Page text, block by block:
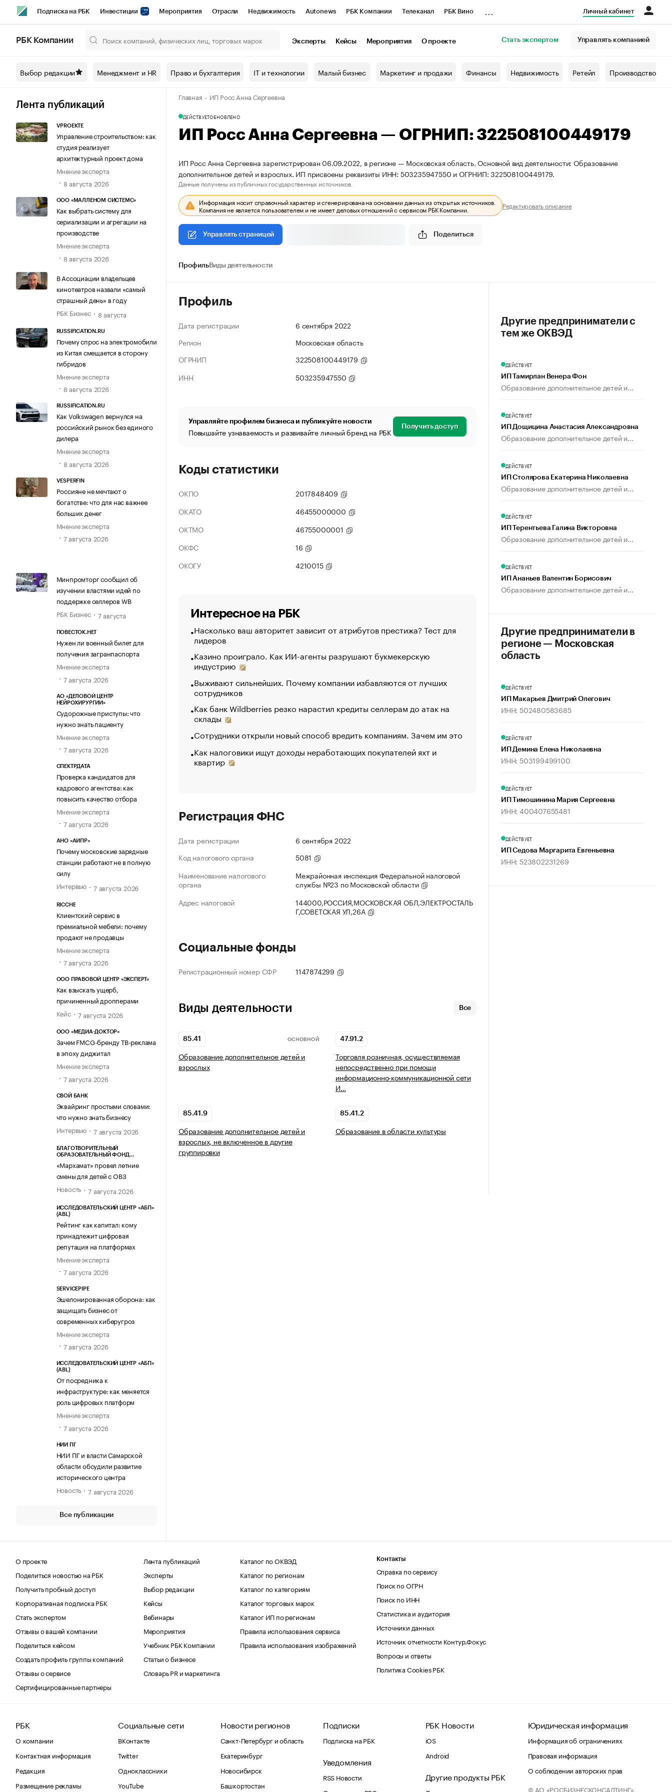
Подписка на РБК Инвестиции Мероприятия Отрасли Недвижимость Autonews РБК Компании Телеканал РБК Вино
Спецпроекты СПб Конференции СПб Спецпроекты Проверка контрагентов
Технологии и медиа Рынок наличной валюты
Личный кабинет
РБК Компании Эксперты Кейсы Мероприятия О проекте Стать экспертом Управлять компанией
Выбор редакции Менеджмент и HR Право и бухгалтерия IT и технологии Малый бизнес Маркетинг и продажи Финансы Недвижимость Ретейл Производство
Лента публикаций
VPROEKTE
Управление строительством: как
студия реализует
архитектурный проект дома
Мнение эксперта
8 августа 2026
ООО «МАЛЛЕНОМ СИСТЕМС»
Как выбрать систему для
сериализации и агрегации на
производстве
Мнение эксперта
8 августа 2026
В Ассоциации владельцев
кинотеатров назвали «самый
страшный день» в году
РБК Бизнес
8 августа
RUSSIFICATION.RU
Почему спрос на электромобили
из Китая смещается в сторону
гибридов
Мнение эксперта
8 августа 2026
RUSSIFICATION.RU
Как Volkswagen вернулся на
российский рынок без единого
дилера
Мнение эксперта
8 августа 2026
VESPERFIN
Россияне не мечтают о
богатстве: что для нас важнее
больших денег
Мнение эксперта
7 августа 2026
Минпромторг сообщил об
изучении властями идей по
поддержке селлеров WB
РБК Бизнес
7 августа
ПОВЕСТОК.НЕТ
Нужен ли военный билет для
получения загранпаспорта
Мнение эксперта
7 августа 2026
АО «ДЕЛОВОЙ ЦЕНТР
НЕЙРОХИРУРГИИ»
Судорожные приступы: что
нужно знать пациенту
Мнение эксперта
7 августа 2026
СПЕКТРДАТА
Проверка кандидатов для
кадрового агентства: как
повысить качество отбора
Мнение эксперта
7 августа 2026
АНО «АИПР»
Почему московские зарядные
станции работают не в полную
силу
Интервью
7 августа 2026
RICCHE
Клиентский сервис в
премиальной мебели: почему
продают не продавцы
Мнение эксперта
7 августа 2026
ООО ПРАВОВОЙ ЦЕНТР «ЭКСПЕРТ»
Как взыскать ущерб,
причиненный дропперами
Кейс
7 августа 2026
ООО «МЕДИА-ДОКТОР»
Зачем FMCG-бренду ТВ-реклама
в эпоху диджитал
Мнение эксперта
7 августа 2026
СВОЙ БАНК
Эквайринг простыми словами:
что нужно знать бизнесу
Интервью
7 августа 2026
БЛАГОТВОРИТЕЛЬНЫЙ
ОБРАЗОВАТЕЛЬНЫЙ ФОНД
«Мархамат» провел летние
смены для детей с ОВЗ
Новость
7 августа 2026
ИССЛЕДОВАТЕЛЬСКИЙ ЦЕНТР «АБП»
(ABL)
Рейтинг как капитал: кому
принадлежит цифровая
репутация на платформах
Мнение эксперта
7 августа 2026
SERVICEPIPE
Эшелонированная оборона: как
защищать бизнес от
современных киберугроз
Мнение эксперта
7 августа 2026
ИССЛЕДОВАТЕЛЬСКИЙ ЦЕНТР «АБП»
(ABL)
От посредника к
инфраструктуре: как меняется
роль цифровых платформ
Мнение эксперта
7 августа 2026
НИИ ПГ
НИИ ПГ и власти Самарской
области обсудили развитие
исторического центра
Новость
7 августа 2026
Все публикации
Главная ИП Росс Анна Сергеевна
ДЕЙСТВУЕТОБНОВЛЕНО
ИП Росс Анна Сергеевна — ОГРНИП: 322508100449179
ИП Росс Анна Сергеевна зарегистрирован 06.09.2022, в регионе — Московская область. Основной вид деятельности: Образование
дополнительное детей и взрослых. ИП присвоены реквизиты ИНН: 503235947550 и ОГРНИП: 322508100449179.
Данные получены из публичных государственных источников.
Информация носит справочный характер и сгенерирована на основании данных из открытых источников.
Компания не является пользователем и не имеет деловых отношений с сервисом РБК Компании. Редактировать описание
Управлять страницей Поделиться
ПрофильВиды деятельности
Профиль
Дата регистрации
6 сентября 2022
Регион
Московская область
ОГРНИП
322508100449179
ИНН
503235947550
Управляйте профилем бизнеса и публикуйте новости
Повышайте узнаваемость и развивайте личный бренд на РБК Получить доступ
Коды статистики
ОКПО
2017848409
ОКАТО
46455000000
ОКТМО
46755000001
ОКФС
16
ОКОГУ
4210015
Интересное на РБК
Насколько ваш авторитет зависит от атрибутов престижа? Тест для
лидеров
Казино проиграло. Как ИИ-агенты разрушают букмекерскую
индустрию
Выживают сильнейших. Почему компании избавляются от лучших
сотрудников
Как банк Wildberries резко нарастил кредиты селлерам до атак на
склады
Сотрудники открыли новый способ вредить компаниям. Зачем им это
Как налоговики ищут доходы неработающих покупателей яхт и
квартир
«От спорта тело стареет иначе». Как живет глава
создавшей GTA
«Деньги будут не нужны»: что рассказал Маск в
Функции менеджмента: пять ключевых основ
управления
ЕС разрешил конфискацию российской нефти —
Стресс обеспеченных людей: почему рост доходов
Что обвинения против Павла Дурова значат для
Регистрация ФНС
Дата регистрации
6 сентября 2022
Код налогового органа
5081
Наименование налогового
органа
Межрайонная инспекция Федеральной налоговой
службы №23 по Московской области
Адрес налоговой
144000,РОССИЯ,МОСКОВСКАЯ ОБЛ,ЭЛЕКТРОСТАЛЬ
Г,СОВЕТСКАЯ УЛ,26А
Социальные фонды
Регистрационный номер СФР 1147874299
Виды деятельности Все
85.41 ОСНОВНОЙ
Образование дополнительное детей и
взрослых
47.91.2
Торговля розничная, осуществляемая
непосредственно при помощи
информационно-коммуникационной сети
И…
85.41.9
Образование дополнительное детей и
взрослых, не включенное в другие
группировки
85.41.2
Образование в области культуры
Другие предприниматели с
тем же ОКВЭД
ДЕЙСТВУЕТ
ИП Тамирлан Венера Фон
Образование дополнительное детей и...
ДЕЙСТВУЕТ
ИП Дощицина Анастасия Александровна
Образование дополнительное детей и...
ДЕЙСТВУЕТ
ИП Столярова Екатерина Николаевна
Образование дополнительное детей и...
ДЕЙСТВУЕТ
ИП Терентьева Галина Викторовна
Образование дополнительное детей и...
ДЕЙСТВУЕТ
ИП Ананьев Валентин Борисович
Образование дополнительное детей и...
Другие предприниматели в
регионе — Московская
область
ДЕЙСТВУЕТ
ИП Макарьев Дмитрий Олегович
ИНН: 502480583685
ДЕЙСТВУЕТ
ИП Демина Елена Николаевна
ИНН: 503199499100
ДЕЙСТВУЕТ
ИП Тимошинина Мария Сергеевна
ИНН: 400407655481
ДЕЙСТВУЕТ
ИП Седова Маргарита Евгеньевна
ИНН: 523802231269
О проекте
Поделиться новостью на РБК
Получить пробный доступ
Корпоративная подписка РБК
Стать экспертом
Отзывы о вашей компании
Поделиться кейсом
Создать профиль группы компаний
Отзывы о сервисе
Сертифицированные партнеры
Лента публикаций
Эксперты
Выбор редакции
Кейсы
Вебинары
Мероприятия
Учебник РБК Компании
Статьи о бизнесе
Словарь PR и маркетинга
Каталог по ОКВЭД
Каталог по регионам
Каталог по категориям
Каталог торговых марок
Каталог ИП по регионам
Правила использования сервиса
Правила использования изображений
Контакты
Справка по сервису
Поиск по ОГРН
Поиск по ИНН
Статистика и аудитория
Источники данных
Источник отчетности Контур.Фокус
Вопросы и ответы
Политика Cookies РБК
РБК
О компании
Контактная информация
Редакция
Размещение рекламы
Социальные сети
ВКонтакте
Twitter
Одноклассники
YouTube
Новости регионов
Санкт-Петербург и область
Екатеринбург
Новосибирск
Башкортостан
Подписки
Подписка на РБК
Уведомления
RSS Новости
РБК Новости
iOS
Android
Другие продукты РБК
Юридическая информация
Информация об ограничениях
Правовая информация
О соблюдении авторских прав
© АО «РОСБИЗНЕСКОНСАЛТИНГ»,